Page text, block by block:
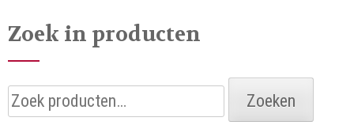
Zoek in producten
Zoeken
naar:
Zoeken